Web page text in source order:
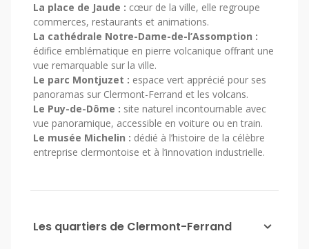
La place de Jaude : cœur de la ville, elle regroupe
commerces, restaurants et animations.
La cathédrale Notre-Dame-de-l’Assomption :
édifice emblématique en pierre volcanique offrant une
vue remarquable sur la ville.
Le parc Montjuzet : espace vert apprécié pour ses
panoramas sur Clermont-Ferrand et les volcans.
Le Puy-de-Dôme : site naturel incontournable avec
vue panoramique, accessible en voiture ou en train.
Le musée Michelin : dédié à l’histoire de la célèbre
entreprise clermontoise et à l’innovation industrielle.
Les quartiers de Clermont-Ferrand